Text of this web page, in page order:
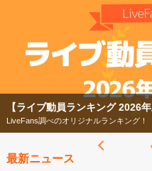
【フェス特
今年もフェス
最新ニュース